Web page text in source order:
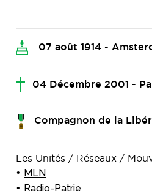
07 août 1914 -
04 Décembre 2001 -
Compagnon de la
Les Unités / Réseaux /
MLN
Radio-Patrie